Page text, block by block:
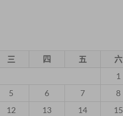
三 四 五 六
1
5 6 7 8
12 13 14 15